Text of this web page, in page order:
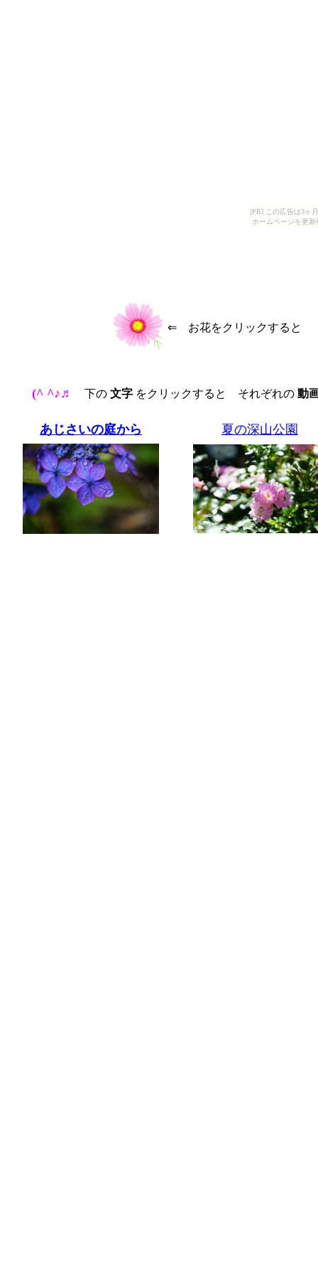
[PR] この広告は3ヶ
ホームページを更
⇐ お花をクリックすると
(^ ^♪♬ 下の 文字 をクリックすると それぞれの 動
あじさいの庭から 夏の深山公園